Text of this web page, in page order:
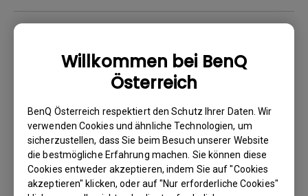
Willkommen bei BenQ
Österreich
BenQ Österreich respektiert den Schutz Ihrer Daten. Wir
verwenden Cookies und ähnliche Technologien, um
sicherzustellen, dass Sie beim Besuch unserer Website
die bestmögliche Erfahrung machen. Sie können diese
Cookies entweder akzeptieren, indem Sie auf "Cookies
akzeptieren" klicken, oder auf "Nur erforderliche Cookies"
Was ist der Unterschied zwischen PM
(Palette Master) und PME (Palette Master
Element)?
Wie kann ich die Anzeigeeinstellungen unter
Mac OS für Monitore der BenQ PD/SW-Serie